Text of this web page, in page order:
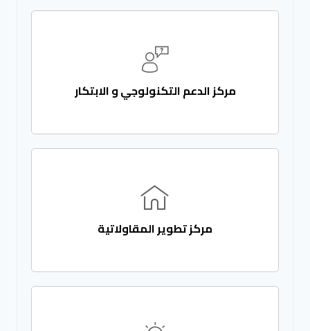
مركز الدعم التكنولوجي و الابتكار
مركز تطوير المقاولاتية